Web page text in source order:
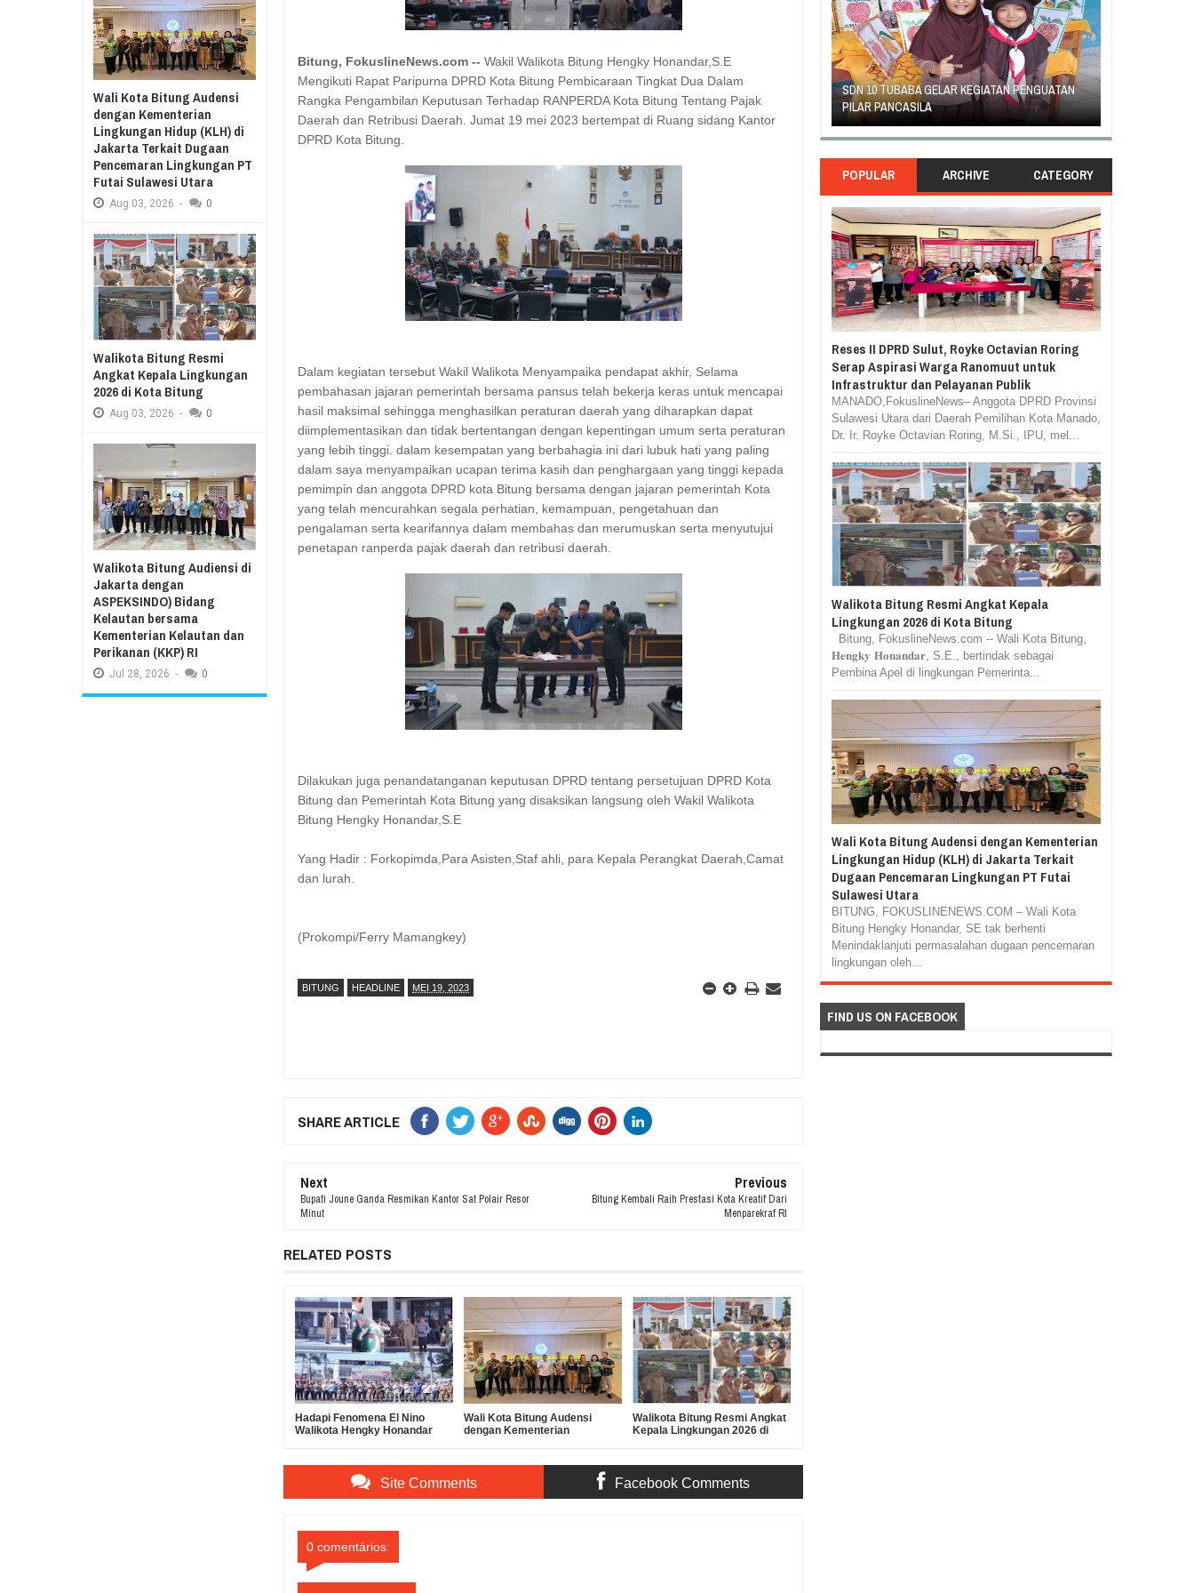
Aug
RESES II 2026, EUGENIE MANTIRI SERAP ASPIRASI WARGA MANEMBO-NEMBO
Aug
Bitung, FokuslineNews.com --Wakil Walikota Bitung Hengky Honandar,S.E
Mengikuti Rapat Paripurna DPRD Kota Bitung Pembicaraan Tingkat Dua Dalam
Rangka Pengambilan Keputusan Terhadap RANPERDA Kota Bitung Tentang Pajak
Daerah dan Retribusi Daerah. Jumat 19 mei 2023 bertempat di Ruang sidang Kantor
DPRD Kota Bitung.
Dalam kegiatan tersebut Wakil Walikota Menyampaika pendapat akhir, Selama
pembahasan jajaran pemerintah bersama pansus telah bekerja keras untuk mencapai
hasil maksimal sehingga menghasilkan peraturan daerah yang diharapkan dapat
diimplementasikan dan tidak bertentangan dengan kepentingan umum serta peraturan
yang lebih tinggi. dalam kesempatan yang berbahagia ini dari lubuk hati yang paling
dalam saya menyampaikan ucapan terima kasih dan penghargaan yang tinggi kepada
pemimpin dan anggota DPRD kota Bitung bersama dengan jajaran pemerintah Kota
yang telah mencurahkan segala perhatian, kemampuan, pengetahuan dan
pengalaman serta kearifannya dalam membahas dan merumuskan serta menyutujui
penetapan ranperda pajak daerah dan retribusi daerah.
Dilakukan juga penandatanganan keputusan DPRD tentang persetujuan DPRD Kota
Bitung dan Pemerintah Kota Bitung yang disaksikan langsung oleh Wakil Walikota
Bitung Hengky Honandar,S.E
Yang Hadir : Forkopimda,Para Asisten,Staf ahli, para Kepala Perangkat Daerah,Camat
dan lurah.
(Prokompi/Ferry Mamangkey)
BITUNG HEADLINE MEI 19, 2023
SHARE ARTICLE
Next
Bupati Joune Ganda Resmikan Kantor Sat Polair Resor
Minut
Previous
Bitung Kembali Raih Prestasi Kota Kreatif Dari
Menparekraf RI
RELATED POSTS
Hadapi Fenomena El Nino
Walikota Hengky Honandar
Bencana
Wali Kota Bitung Audensi
dengan Kementerian
Pencemaran Lingkungan PT
Futai Sulawesi Utara
Walikota Bitung Resmi Angkat
Kepala Lingkungan 2026 di
Site Comments Facebook Comments
0 comentários:
Wali Kota Bitung Audensi
dengan Kementerian
Lingkungan Hidup (KLH) di
Jakarta Terkait Dugaan
Pencemaran Lingkungan PT
Futai Sulawesi Utara
Aug 03, 2026 - 0
Walikota Bitung Resmi
Angkat Kepala Lingkungan
2026 di Kota Bitung
Aug 03, 2026 - 0
Walikota Bitung Audiensi di
Jakarta dengan
ASPEKSINDO) Bidang
Kelautan bersama
Kementerian Kelautan dan
Perikanan (KKP) RI
Jul 28, 2026 - 0
SAMBUT HUT KE-78 TAHUN RI, SD GMIM 5
MANADO GELAR JALAN SEHAT PROGRAM
KURIKULUM MERDEKA BELAJAR
SDN 10 TUBABA GELAR KEGIATAN PENGUATAN
PILAR PANCASILA
GEJOLAK PIHAK SEKOLAH SD INPRES KLABAT
DENGAN ORANG TUA MURID BERAKHIR DAMAI
POPULAR ARCHIVE CATEGORY
Reses II DPRD Sulut, Royke Octavian Roring
Serap Aspirasi Warga Ranomuut untuk
Infrastruktur dan Pelayanan Publik
MANADO,FokuslineNews– Anggota DPRD Provinsi
Sulawesi Utara dari Daerah Pemilihan Kota Manado,
Dr. Ir. Royke Octavian Roring, M.Si., IPU, mel...
Walikota Bitung Resmi Angkat Kepala
Lingkungan 2026 di Kota Bitung
Bitung, FokuslineNews.com -- Wali Kota Bitung,
𝐇𝐞𝐧𝐠𝐤𝐲 𝐇𝐨𝐧𝐚𝐧𝐝𝐚𝐫, S.E., bertindak sebagai
Pembina Apel di lingkungan Pemerinta...
Wali Kota Bitung Audensi dengan Kementerian
Lingkungan Hidup (KLH) di Jakarta Terkait
Dugaan Pencemaran Lingkungan PT Futai
Sulawesi Utara
BITUNG, FOKUSLINENEWS.COM – Wali Kota
Bitung Hengky Honandar, SE tak berhenti
Menindaklanjuti permasalahan dugaan pencemaran
lingkungan oleh...
FIND US ON FACEBOOK